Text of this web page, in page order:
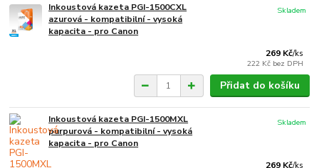
Inkoustová kazeta PGI-1500CXL
azurová - kompatibilní - vysoká
kapacita - pro Canon
269 Kč/ks
222 Kč bez DPH
Skladem
Přidat do košíku
Inkoustová kazeta PGI-1500MXL
purpurová - kompatibilní - vysoká
kapacita - pro Canon
269 Kč/ks
Skladem